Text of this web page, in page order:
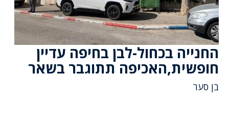
החנייה בכחול-לבן בחיפה עדיין
חופשית,האכיפה תתוגבר בשאר
בן סער